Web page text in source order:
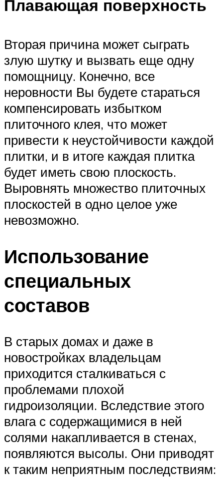
Плавающая поверхность
Вторая причина может сыграть
злую шутку и вызвать еще одну
помощницу. Конечно, все
неровности Вы будете стараться
компенсировать избытком
плиточного клея, что может
привести к неустойчивости каждой
плитки, и в итоге каждая плитка
будет иметь свою плоскость.
Выровнять множество плиточных
плоскостей в одно целое уже
невозможно.
Использование
специальных
составов
В старых домах и даже в
новостройках владельцам
приходится сталкиваться с
проблемами плохой
гидроизоляции. Вследствие этого
влага с содержащимися в ней
солями накапливается в стенах,
появляются высолы. Они приводят
к таким неприятным последствиям: